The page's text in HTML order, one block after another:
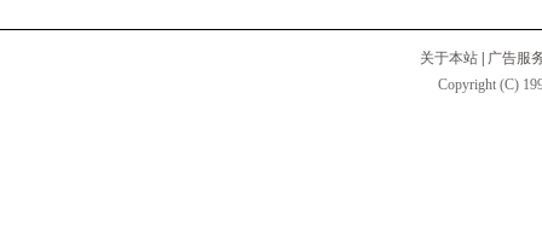
关于本站
广告服
Copyright (C)